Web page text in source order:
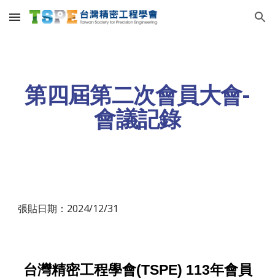
Skip to main content Skip to navigation
第四屆第二次會員大會-
會議記錄
張貼日期：2024/12/31
台灣精密工程學會(TSPE) 113年會員